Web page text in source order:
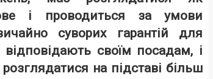
і проводиться за умови
суворих гарантій для
відповідають своїм посадам, і
на підставі більш